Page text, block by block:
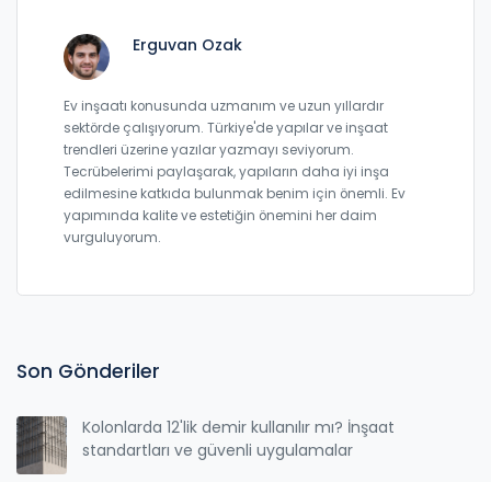
Erguvan Ozak
Ev inşaatı konusunda uzmanım ve uzun yıllardır
sektörde çalışıyorum. Türkiye'de yapılar ve inşaat
trendleri üzerine yazılar yazmayı seviyorum.
Tecrübelerimi paylaşarak, yapıların daha iyi inşa
edilmesine katkıda bulunmak benim için önemli. Ev
yapımında kalite ve estetiğin önemini her daim
vurguluyorum.
Son Gönderiler
Kolonlarda 12'lik demir kullanılır mı? İnşaat
standartları ve güvenli uygulamalar